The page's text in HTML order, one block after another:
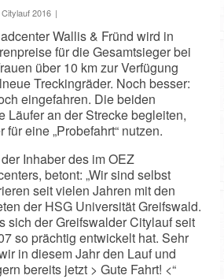
Citylauf 2016 |
Wallis & Fründ wird in
für die Gesamtsieger bei
über 10 km zur Verfügung
Treckingräder. Noch besser:
eingefahren. Die beiden
Läufer an der Strecke begleiten,
eine „Probefahrt“ nutzen.
Inhaber des im OEZ
betont: „Wir sind selbst
seit vielen Jahren mit den
der HSG Universität Greifswald.
sich der Greifswalder Citylauf seit
so prächtig entwickelt hat. Sehr
in diesem Jahr den Lauf und
bereits jetzt > Gute Fahrt! <“